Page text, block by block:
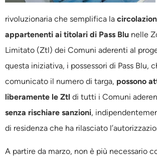
rivoluzionaria che semplifica la
appartenenti ai titolari di Pass Blu nelle
Limitato (Ztl) dei Comuni aderenti al
questa iniziativa, i possessori di Pass Blu,
comunicato il numero di targa, possono
liberamente le Ztl di tutti i Comuni
senza rischiare sanzioni,
di residenza che ha rilasciato
A partire da marzo, non è più necessario